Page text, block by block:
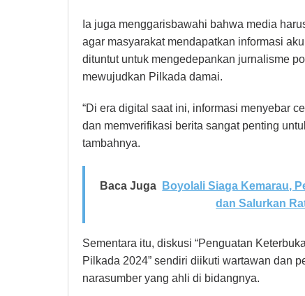
Ia juga menggarisbawahi bahwa media
agar masyarakat mendapatkan informasi
dituntut untuk mengedepankan jurnalisme
mewujudkan Pilkada damai.
“Di era digital saat ini, informasi menyebar
dan memverifikasi berita sangat penting
tambahnya.
Baca Juga
Boyolali Siaga Kemarau,
dan Salurkan
Sementara itu, diskusi “Penguatan
Pilkada 2024” sendiri diikuti wartawan dan
narasumber yang ahli di bidangnya.